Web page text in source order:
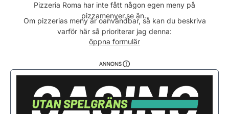
Fredag
15:00 - 22:00
Lördag
12:00 - 22:00
Söndag
12:00 - 22:00
Pizzeria Roma har inte fått någon egen meny på
pizzamenyer.se än..
Om pizzerias meny är oanvändbar, så kan du beskriva
varför här så prioriterar jag denna:
öppna formulär